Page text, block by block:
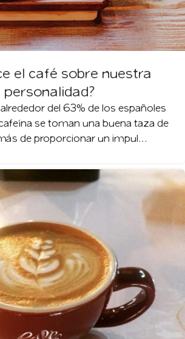
el café sobre nuestra
personalidad?
del 63% de los españoles
se toman una buena taza de
de proporcionar un impul...